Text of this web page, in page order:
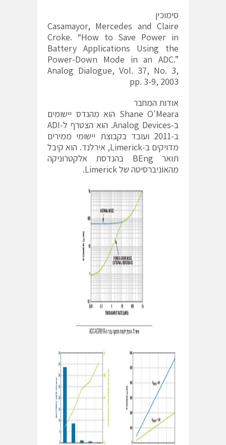
סימוכין
Casamayor, Mercedes and Claire
Croke. “How to Save Power in
Battery Applications Using the
Power-Down Mode in an ADC.”
Analog Dialogue, Vol. 37, No. 3,
pp. 3-9, 2003
אודות המחבר
Shane O'Meara הוא מהנדס יישומים
ב-Analog Devices. הוא הצטרף ל-ADI
ב-2011 ועובד בקבוצת יישומי ממירים
מדויקים ב-Limerick, אירלנד. הוא קיבל
תואר BEng בהנדסת אלקטרוניקה
מהאוניברסיטה של Limerick.